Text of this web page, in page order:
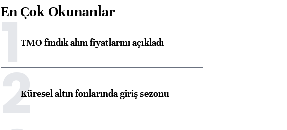
En Çok Okunanlar
1TMO fındık alım fiyatlarını açıkladı
2Küresel altın fonlarında giriş sezonu